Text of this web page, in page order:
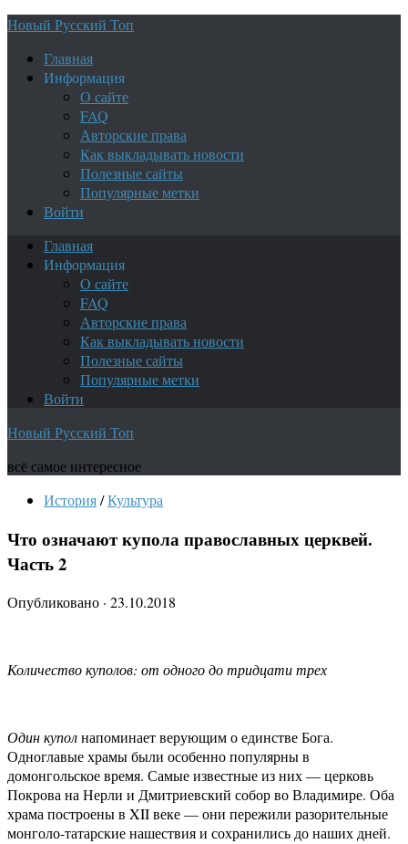
Новый Русский Топ
Главная
Информация
О сайте
FAQ
Авторские права
Как выкладывать новости
Полезные сайты
Популярные метки
Войти
Главная
Информация
О сайте
FAQ
Авторские права
Как выкладывать новости
Полезные сайты
Популярные метки
Войти
Новый Русский Топ
всё самое интересное
История/Культура
Что означают купола православных церквей.
Часть 2
Опубликовано · 23.10.2018
Количество куполов: от одного до тридцати трех
Один куполнапоминает верующим о единстве Бога.
Одноглавые храмы были особенно популярны в
домонгольское время. Самые известные из них — церковь
Покрова на Нерли и Дмитриевский собор во Владимире. Оба
храма построены в XII веке — они пережили разорительные
монголо-татарские нашествия и сохранились до наших дней.